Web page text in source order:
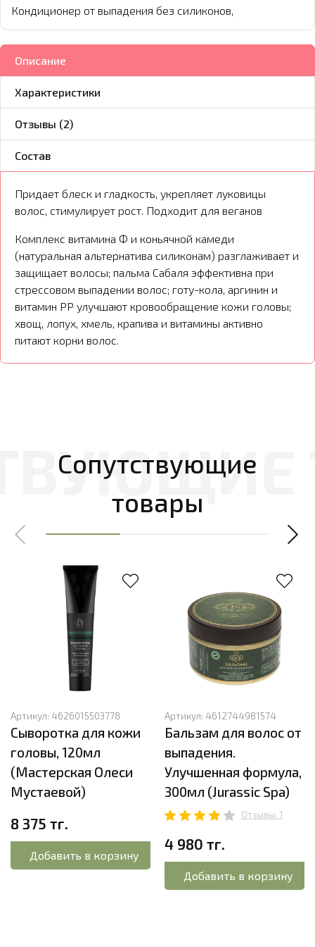
Кондиционер от выпадения без силиконов,
Описание
Характеристики
Отзывы (2)
Состав
Придает блеск и гладкость, укрепляет луковицы
волос, стимулирует рост. Подходит для веганов
Комплекс витамина Ф и коньячной камеди
(натуральная альтернатива силиконам) разглаживает и
защищает волосы; пальма Сабаля эффективна при
стрессовом выпадении волос; готу-кола, аргинин и
витамин РР улучшают кровообращение кожи головы;
хвощ, лопух, хмель, крапива и витамины активно
питают корни волос.
Сопутствующие
товары
Артикул: 4626015503778
Сыворотка для кожи
головы, 120мл
(Мастерская Олеси
Мустаевой)
8 375 тг.
Добавить в корзину
Артикул: 4612744981574
Бальзам для волос от
выпадения.
Улучшенная формула,
300мл (Jurassic Spa)
Отзывы: 1
4 980 тг.
Добавить в корзину